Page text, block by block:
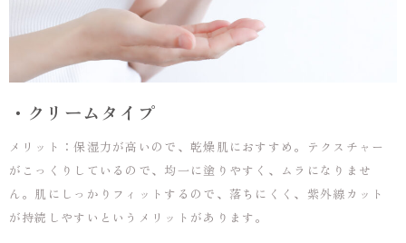
・クリームタイプ
メリット：保湿力が高いので、乾燥肌におすすめ。テクスチャー
がこっくりしているので、均一に塗りやすく、ムラになりませ
ん。肌にしっかりフィットするので、落ちにくく、紫外線カット
が持続しやすいというメリットがあります。